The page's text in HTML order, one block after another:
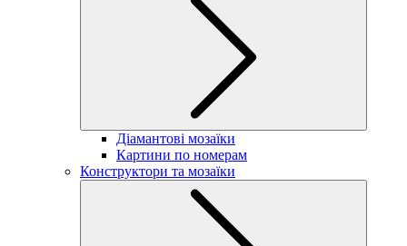
Діамантові мозаїки
Картини по номерам
Конструктори та мозаїки